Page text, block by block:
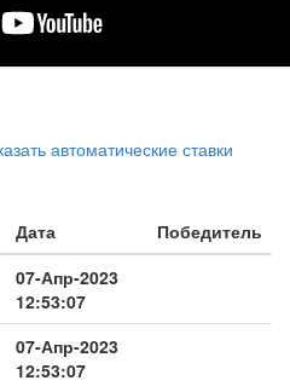
автоматические ставки
Дата
Победитель
07-Апр-2023
12:53:07
07-Апр-2023
12:53:07